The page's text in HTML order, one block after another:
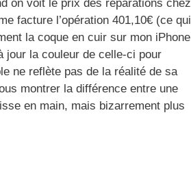
on voit le prix des réparations chez
facture l’opération 401,10€ (ce qui
la coque en cuir sur mon iPhone
jour la couleur de celle-ci pour
ne reflète pas de la réalité de sa
montrer la différence entre une
en main, mais bizarrement plus